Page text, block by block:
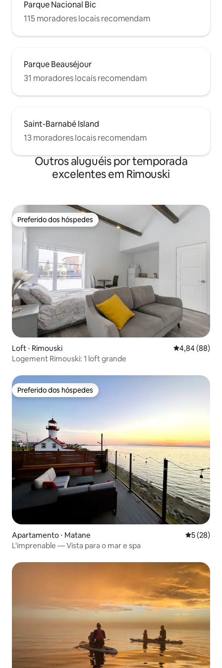
Parque Nacional Bic
115 moradores locais recomendam
Parque Beauséjour
31 moradores locais recomendam
Saint-Barnabé Island
13 moradores locais recomendam
Outros aluguéis por temporada
excelentes em Rimouski
Preferido dos hóspedes
Preferido dos hóspedes
Loft ⋅ Rimouski 4,84 de uma
4,84 (88)
Logement Rimouski: 1 loft grande
Preferido dos hóspedes
Preferido dos hóspedes
Apartamento ⋅ Matane 5 de uma
5 (28)
L'imprenable — Vista para o mar e spa